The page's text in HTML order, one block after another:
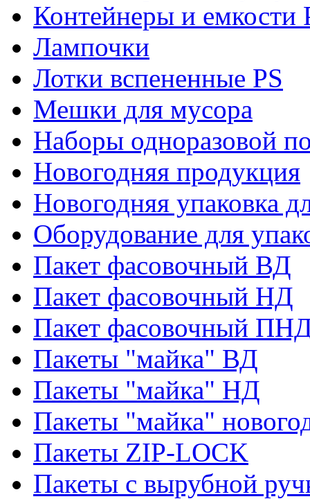
Контейнеры и емкости
Лампочки
Лотки вспененные PS
Мешки для мусора
Наборы одноразовой
Новогодняя продукция
Новогодняя упаковка
Оборудование для
Пакет фасовочный ВД
Пакет фасовочный НД
Пакет фасовочный
Пакеты "майка" ВД
Пакеты "майка" НД
Пакеты "майка"
Пакеты ZIP-LOCK
Пакеты с вырубной